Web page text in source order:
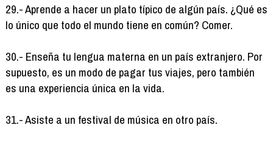
29.- Aprende a hacer un plato típico de algún país. ¿Qué es
lo único que todo el mundo tiene en común? Comer.
30.- Enseña tu lengua materna en un país extranjero. Por
supuesto, es un modo de pagar tus viajes, pero también
es una experiencia única en la vida.
31.- Asiste a un festival de música en otro país.